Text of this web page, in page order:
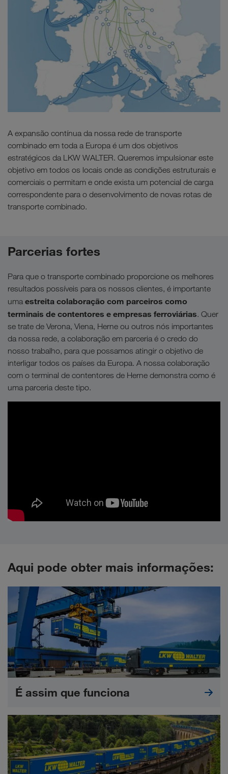
A expansão contínua da nossa rede de transporte
combinado em toda a Europa é um dos objetivos
estratégicos da LKW WALTER. Queremos impulsionar este
objetivo em todos os locais onde as condições estruturais e
comerciais o permitam e onde exista um potencial de carga
correspondente para o desenvolvimento de novas rotas de
transporte combinado.
Parcerias fortes
Para que o transporte combinado proporcione os melhores
resultados possíveis para os nossos clientes, é importante
uma estreita colaboração com parceiros como
terminais de contentores e empresas ferroviárias. Quer
se trate de Verona, Viena, Herne ou outros nós importantes
da nossa rede, a colaboração em parceria é o credo do
nosso trabalho, para que possamos atingir o objetivo de
interligar todos os países da Europa. A nossa colaboração
com o terminal de contentores de Herne demonstra como é
uma parceria deste tipo.
Aqui pode obter mais informações:
É assim que funciona